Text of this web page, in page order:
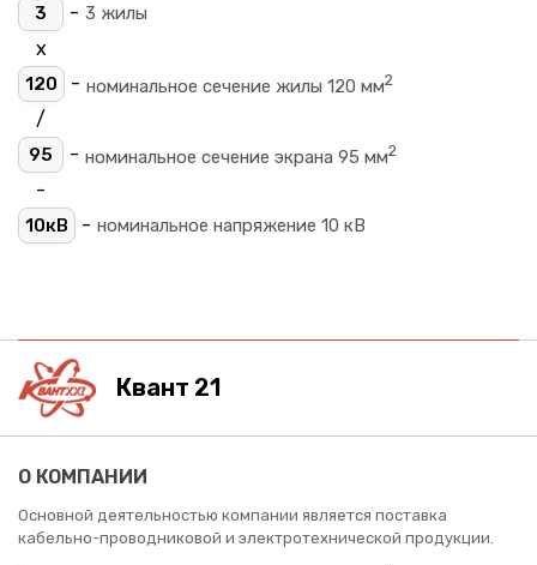
3 - 3 жилы
х
120 - номинальное сечение жилы 120 мм2
/
95 - номинальное сечение экрана 95 мм2
-
10кВ - номинальное напряжение 10 кВ
Квант 21
О КОМПАНИИ
Основной деятельностью компании является поставка
кабельно-проводниковой и электротехнической продукции.